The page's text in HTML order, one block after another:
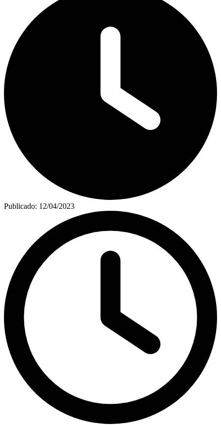
Publicado: 12/04/2023